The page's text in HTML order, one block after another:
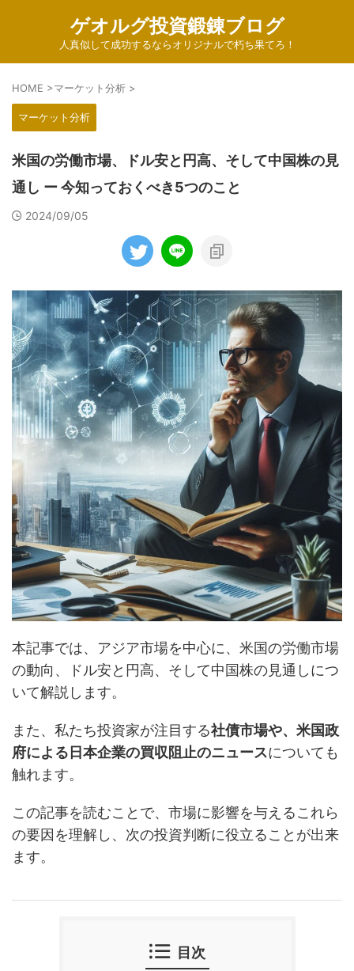
ゲオルグ投資鍛錬ブログ
人真似して成功するならオリジナルで朽ち果てろ！
HOME >マーケット分析 >
マーケット分析
米国の労働市場、ドル安と円高、そして中国株の見
通し ー 今知っておくべき5つのこと
2024/09/05
本記事では、アジア市場を中心に、米国の労働市場
の動向、ドル安と円高、そして中国株の見通しにつ
いて解説します。
また、私たち投資家が注目する社債市場や、米国政
府による日本企業の買収阻止のニュースについても
触れます。
この記事を読むことで、市場に影響を与えるこれら
の要因を理解し、次の投資判断に役立ることが出来
ます。
目次